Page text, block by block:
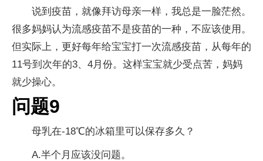
说到疫苗，就像拜访母亲一样，我总是一脸茫然。
很多妈妈认为流感疫苗不是疫苗的一种，不应该使用。
但实际上，更好每年给宝宝打一次流感疫苗，从每年的
11号到次年的3、4月份。这样宝宝就少受点苦，妈妈
就少操心。
问题9
母乳在-18℃的冰箱里可以保存多久？
A.半个月应该没问题。